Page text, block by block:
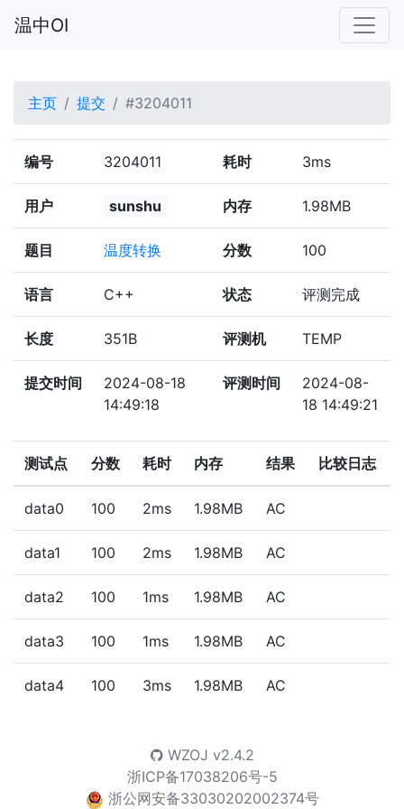
温中OI
主页 提交 #3204011
编号 3204011 耗时 3ms
用户 sunshu 内存 1.98MB
题目 温度转换 分数 100
语言 C++ 状态 评测完成
长度 351B 评测机 TEMP
提交时间
2024-08-18
14:49:18
评测时间
2024-08-
18 14:49:21
测试点 分数 耗时 内存 结果 比较日志
data0 100 2ms 1.98MB AC
data1 100 2ms 1.98MB AC
data2 100 1ms 1.98MB AC
data3 100 1ms 1.98MB AC
data4 100 3ms 1.98MB AC
WZOJ v2.4.2
浙ICP备17038206号-5
浙公网安备33030202002374号